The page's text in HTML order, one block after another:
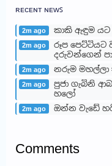
ʀᴇᴄᴇɴᴛ ɴᴇᴡꜱ
2m ago කාකි ඇඳුම
2m ago
රූප පෙට්ටියට
දරුවන්ගෙන්
2m ago නරුම මහල්ලා
2m ago
පුජා ගැබිනි
හලෝ
2m ago ඔන්න වැඩේ
Comments